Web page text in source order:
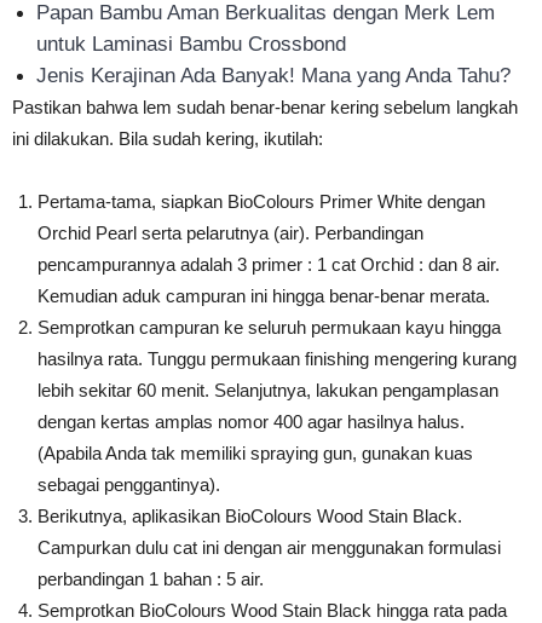
Papan Bambu Aman Berkualitas dengan Merk Lem
untuk Laminasi Bambu Crossbond
Jenis Kerajinan Ada Banyak! Mana yang Anda Tahu?
Pastikan bahwa lem sudah benar-benar kering sebelum langkah
ini dilakukan. Bila sudah kering, ikutilah:
Pertama-tama, siapkan BioColours Primer White dengan
Orchid Pearl serta pelarutnya (air). Perbandingan
pencampurannya adalah 3 primer : 1 cat Orchid : dan 8 air.
Kemudian aduk campuran ini hingga benar-benar merata.
Semprotkan campuran ke seluruh permukaan kayu hingga
hasilnya rata. Tunggu permukaan finishing mengering kurang
lebih sekitar 60 menit. Selanjutnya, lakukan pengamplasan
dengan kertas amplas nomor 400 agar hasilnya halus.
(Apabila Anda tak memiliki spraying gun, gunakan kuas
sebagai penggantinya).
Berikutnya, aplikasikan BioColours Wood Stain Black.
Campurkan dulu cat ini dengan air menggunakan formulasi
perbandingan 1 bahan : 5 air.
Semprotkan BioColours Wood Stain Black hingga rata pada